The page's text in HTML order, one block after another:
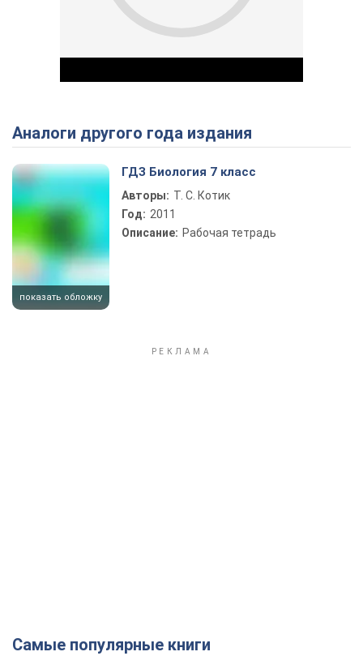
Play Video
Аналоги другого года издания
показать обложку
ГДЗ Биология 7 класс
Авторы: Т. С. Котик
Год: 2011
Описание: Рабочая тетрадь
Самые популярные книги